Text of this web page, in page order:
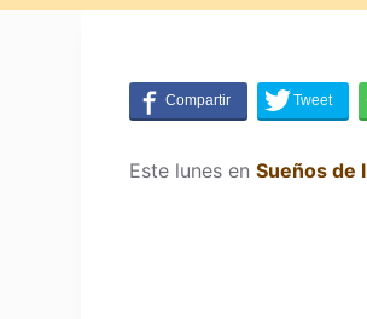
Este lunes enSueños de